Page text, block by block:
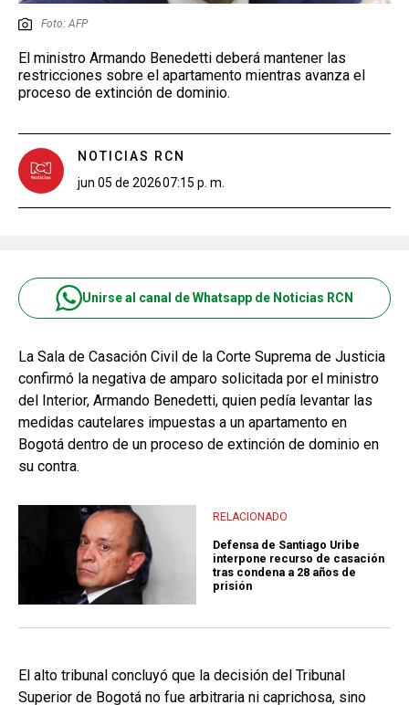
Foto: AFP
El ministro Armando Benedetti deberá mantener las
restricciones sobre el apartamento mientras avanza el
proceso de extinción de dominio.
NOTICIAS RCN
jun 05 de 202607:15 p. m.
Unirse al canal de Whatsapp de Noticias RCN
La Sala de Casación Civil de la Corte Suprema de Justicia
confirmó la negativa de amparo solicitada por el ministro
del Interior, Armando Benedetti, quien pedía levantar las
medidas cautelares impuestas a un apartamento en
Bogotá dentro de un proceso de extinción de dominio en
su contra.
RELACIONADO
Defensa de Santiago Uribe
interpone recurso de casación
tras condena a 28 años de
prisión
El alto tribunal concluyó que la decisión del Tribunal
Superior de Bogotá no fue arbitraria ni caprichosa, sino